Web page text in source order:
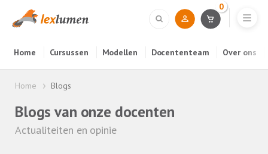
Home Cursussen Modellen Docententeam Over ons
0
Home Blogs
Blogs van onze docenten
Actualiteiten en opinie